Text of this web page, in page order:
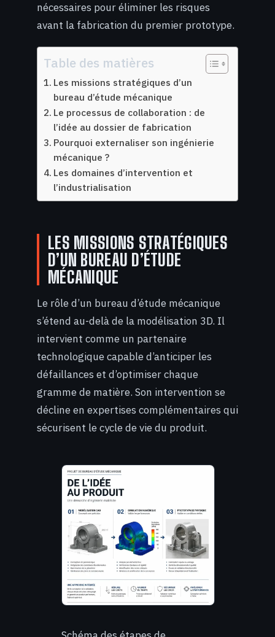
nécessaires pour éliminer les risques
avant la fabrication du premier prototype.
Table des matières
Les missions stratégiques d’un
bureau d’étude mécanique
Le processus de collaboration : de
l’idée au dossier de fabrication
Pourquoi externaliser son ingénierie
mécanique ?
Les domaines d’intervention et
l’industrialisation
LES MISSIONS STRATÉGIQUES
D’UN BUREAU D’ÉTUDE
MÉCANIQUE
Le rôle d’un bureau d’étude mécanique
s’étend au-delà de la modélisation 3D. Il
intervient comme un partenaire
technologique capable d’anticiper les
défaillances et d’optimiser chaque
gramme de matière. Son intervention se
décline en expertises complémentaires qui
sécurisent le cycle de vie du produit.